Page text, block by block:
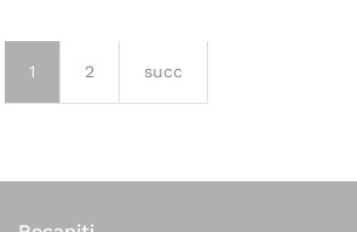
1 2 succ